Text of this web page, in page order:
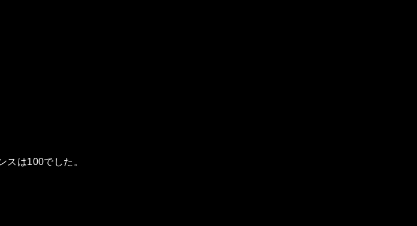
スは100でした。